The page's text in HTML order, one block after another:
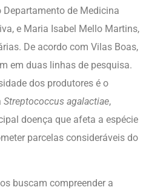
Departamento de Medicina
e Maria Isabel Mello Martins,
De acordo com Vilas Boas,
em duas linhas de pesquisa.
dos produtores é o
Streptococcus agalactiae,
doença que afeta a espécie
parcelas consideráveis do
buscam compreender a